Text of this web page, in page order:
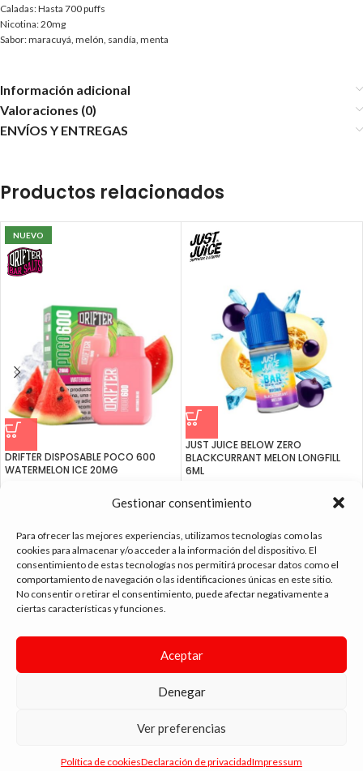
Gestionar consentimiento
Para ofrecer las mejores experiencias, utilizamos tecnologías como las
cookies para almacenar y/o acceder a la información del dispositivo. El
consentimiento de estas tecnologías nos permitirá procesar datos como el
comportamiento de navegación o las identificaciones únicas en este sitio.
No consentir o retirar el consentimiento, puede afectar negativamente a
ciertas características y funciones.
Aceptar
Denegar
Ver preferencias
Política de cookiesDeclaración de privacidadImpressum
Caladas: Hasta 700 puffs
Nicotina: 20mg
Sabor: maracuyá, melón, sandía, menta
Información adicional
Valoraciones (0)
ENVÍOS Y ENTREGAS
Productos relacionados
NUEVO
DRIFTER DISPOSABLE POCO 600
WATERMELON ICE 20MG
JUST JUICE BELOW ZERO
BLACKCURRANT MELON LONGFILL
6ML
4.99€
tienda vapeo málaga
CONTACTO
SIGUE NAVEGANDO
DIMA YOU . AGENCIA DE DISEÑO WEB Y MARKETING.